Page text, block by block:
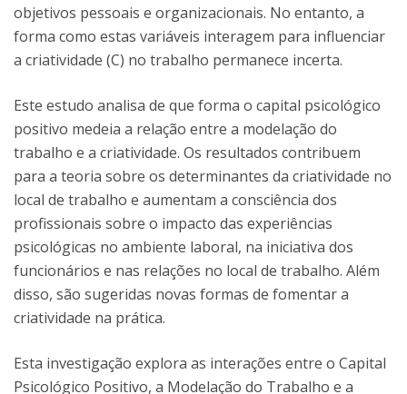
objetivos pessoais e organizacionais. No entanto, a
forma como estas variáveis interagem para influenciar
a criatividade (C) no trabalho permanece incerta.
Este estudo analisa de que forma o capital psicológico
positivo medeia a relação entre a modelação do
trabalho e a criatividade. Os resultados contribuem
para a teoria sobre os determinantes da criatividade no
local de trabalho e aumentam a consciência dos
profissionais sobre o impacto das experiências
psicológicas no ambiente laboral, na iniciativa dos
funcionários e nas relações no local de trabalho. Além
disso, são sugeridas novas formas de fomentar a
criatividade na prática.
Esta investigação explora as interações entre o Capital
Psicológico Positivo, a Modelação do Trabalho e a